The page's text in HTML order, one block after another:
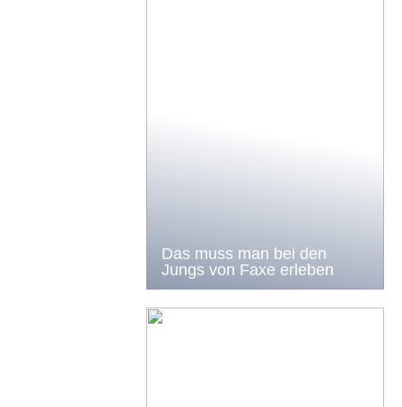
Das muss man bei den
Jungs von Faxe erleben